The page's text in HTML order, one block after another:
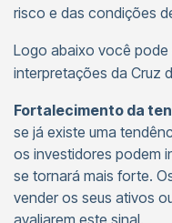
risco e das condições
Logo abaixo você
interpretações da Cruz
Fortalecimento da
se já existe uma
os investidores podem
se tornará mais forte.
vender os seus ativos
avaliarem este sinal.